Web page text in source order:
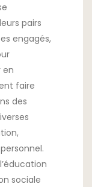
pairs
engagés,
en
faire
des
sociale